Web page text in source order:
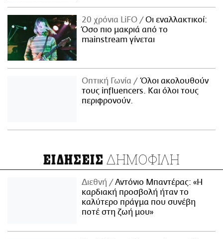
20 χρόνια LiFO
Οι εναλλακτικοί:
Όσο πιο μακριά από το
mainstream γίνεται
Οπτική Γωνία
Όλοι ακολουθούν
τους influencers. Και όλοι τους
περιφρονούν.
ΕΙΔΗΣΕΙΣ ΔΗΜΟΦΙΛΗ
Διεθνή
Αντόνιο Μπαντέρας: «Η
καρδιακή προσβολή ήταν το
καλύτερο πράγμα που συνέβη
ποτέ στη ζωή μου»